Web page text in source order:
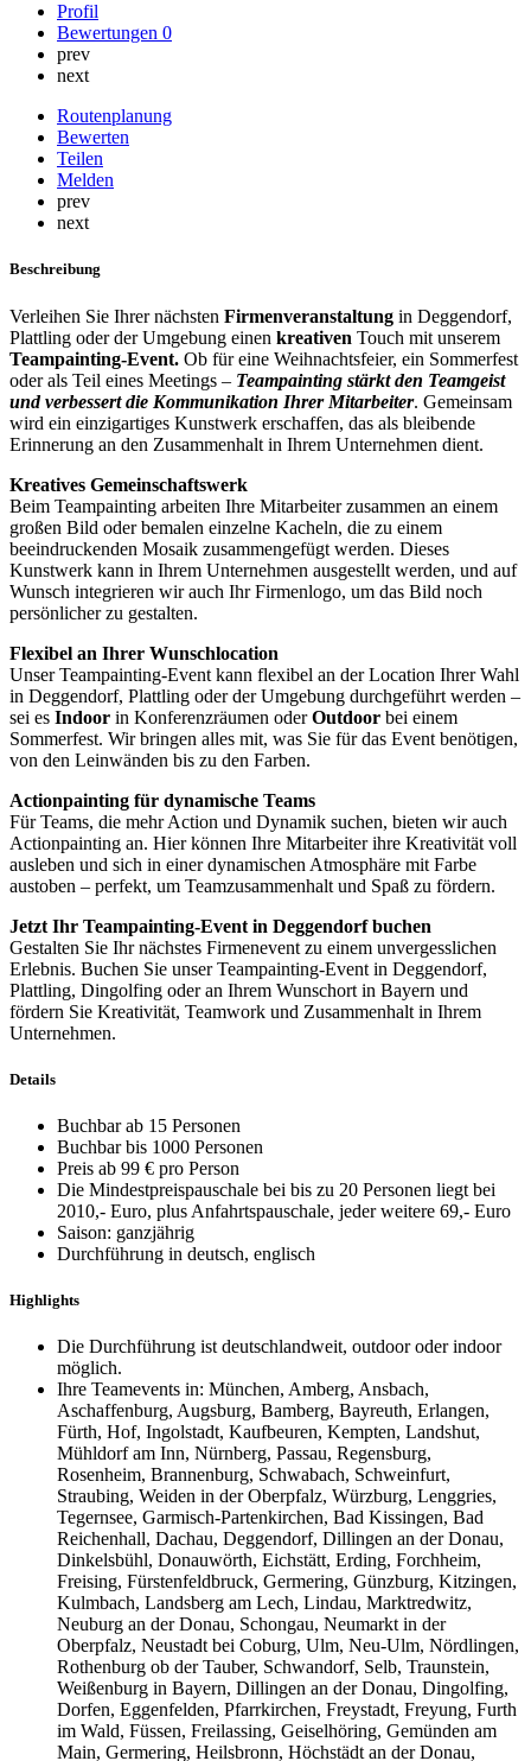
Profil
Bewertungen 0
prev
next
Routenplanung
Bewerten
Teilen
Melden
prev
next
Beschreibung
Verleihen Sie Ihrer nächsten Firmenveranstaltung in Deggendorf,
Plattling oder der Umgebung einen kreativen Touch mit unserem
Teampainting-Event. Ob für eine Weihnachtsfeier, ein Sommerfest
oder als Teil eines Meetings – Teampainting stärkt den Teamgeist
und verbessert die Kommunikation Ihrer Mitarbeiter. Gemeinsam
wird ein einzigartiges Kunstwerk erschaffen, das als bleibende
Erinnerung an den Zusammenhalt in Ihrem Unternehmen dient.
Kreatives Gemeinschaftswerk
Beim Teampainting arbeiten Ihre Mitarbeiter zusammen an einem
großen Bild oder bemalen einzelne Kacheln, die zu einem
beeindruckenden Mosaik zusammengefügt werden. Dieses
Kunstwerk kann in Ihrem Unternehmen ausgestellt werden, und auf
Wunsch integrieren wir auch Ihr Firmenlogo, um das Bild noch
persönlicher zu gestalten.
Flexibel an Ihrer Wunschlocation
Unser Teampainting-Event kann flexibel an der Location Ihrer Wahl
in Deggendorf, Plattling oder der Umgebung durchgeführt werden –
sei es Indoor in Konferenzräumen oderOutdoor bei einem
Sommerfest. Wir bringen alles mit, was Sie für das Event benötigen,
von den Leinwänden bis zu den Farben.
Actionpainting für dynamische Teams
Für Teams, die mehr Action und Dynamik suchen, bieten wir auch
Actionpainting an. Hier können Ihre Mitarbeiter ihre Kreativität voll
ausleben und sich in einer dynamischen Atmosphäre mit Farbe
austoben – perfekt, um Teamzusammenhalt und Spaß zu fördern.
Jetzt Ihr Teampainting-Event in Deggendorf buchen
Gestalten Sie Ihr nächstes Firmenevent zu einem unvergesslichen
Erlebnis. Buchen Sie unser Teampainting-Event in Deggendorf,
Plattling, Dingolfing oder an Ihrem Wunschort in Bayern und
fördern Sie Kreativität, Teamwork und Zusammenhalt in Ihrem
Unternehmen.
Details
Buchbar ab 15 Personen
Buchbar bis 1000 Personen
Preis ab 99 € pro Person
Die Mindestpreispauschale bei bis zu 20 Personen liegt bei
2010,- Euro, plus Anfahrtspauschale, jeder weitere 69,- Euro
Saison: ganzjährig
Durchführung in deutsch, englisch
Highlights
Die Durchführung ist deutschlandweit, outdoor oder indoor
möglich.
Ihre Teamevents in: München, Amberg, Ansbach,
Aschaffenburg, Augsburg, Bamberg, Bayreuth, Erlangen,
Fürth, Hof, Ingolstadt, Kaufbeuren, Kempten, Landshut,
Mühldorf am Inn, Nürnberg, Passau, Regensburg,
Rosenheim, Brannenburg, Schwabach, Schweinfurt,
Straubing, Weiden in der Oberpfalz, Würzburg, Lenggries,
Tegernsee, Garmisch-Partenkirchen, Bad Kissingen, Bad
Reichenhall, Dachau, Deggendorf, Dillingen an der Donau,
Dinkelsbühl, Donauwörth, Eichstätt, Erding, Forchheim,
Freising, Fürstenfeldbruck, Germering, Günzburg, Kitzingen,
Kulmbach, Landsberg am Lech, Lindau, Marktredwitz,
Neuburg an der Donau, Schongau, Neumarkt in der
Oberpfalz, Neustadt bei Coburg, Ulm, Neu-Ulm, Nördlingen,
Rothenburg ob der Tauber, Schwandorf, Selb, Traunstein,
Weißenburg in Bayern, Dillingen an der Donau, Dingolfing,
Dorfen, Eggenfelden, Pfarrkirchen, Freystadt, Freyung, Furth
im Wald, Füssen, Freilassing, Geiselhöring, Gemünden am
Main, Germering, Heilsbronn, Höchstädt an der Donau,